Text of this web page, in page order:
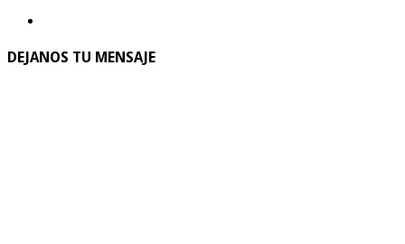
DEJANOS TU MENSAJE